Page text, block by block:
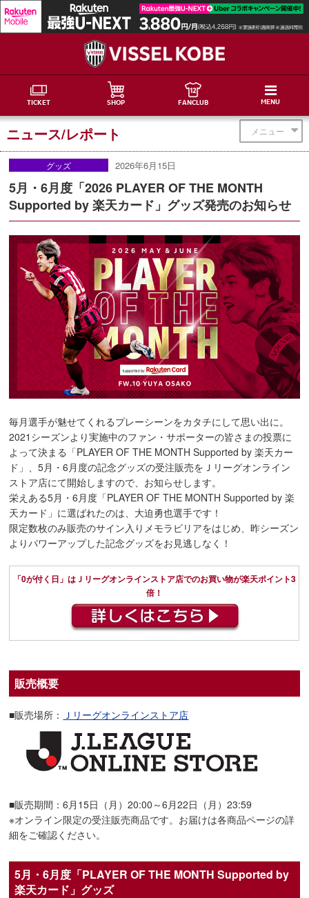
TICKET SHOP FANCLUB MENU
メニュー
ニュース/レポート
グッズ 2026年6月15日
5月・6月度「2026 PLAYER OF THE MONTH
Supported by 楽天カード」グッズ発売のお知らせ
毎月選手が魅せてくれるプレーシーンをカタチにして思い出に。
2021シーズンより実施中のファン・サポーターの皆さまの投票に
よって決まる「PLAYER OF THE MONTH Supported by 楽天カー
ド」、5月・6月度の記念グッズの受注販売をＪリーグオンライン
ストア店にて開始しますので、お知らせします。
栄えある5月・6月度「PLAYER OF THE MONTH Supported by 楽
天カード」に選ばれたのは、大迫勇也選手です！
限定数枚のみ販売のサイン入りメモラビリアをはじめ、昨シーズン
よりパワーアップした記念グッズをお見逃しなく！
「0が付く日」はＪリーグオンラインストア店でのお買い物が楽天ポイント3
倍！
販売概要
■販売場所： Ｊリーグオンラインストア店
■販売期間：6月15日（月）20:00～6月22日（月）23:59
※オンライン限定の受注販売商品です。お届けは各商品ページの詳
細をご確認ください。
5月・6月度「PLAYER OF THE MONTH Supported by
楽天カード」グッズ